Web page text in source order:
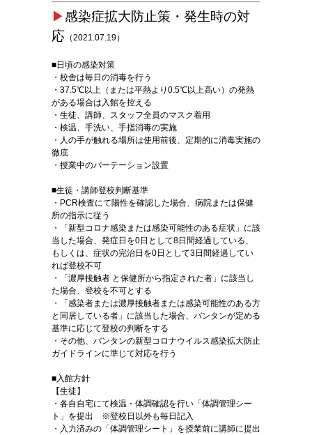
▶ 感染症拡大防止策・発生時の対
応 （2021.07.19）
■日頃の感染対策
・校舎は毎日の消毒を行う
・37.5℃以上（または平熱より0.5℃以上高い）の発熱
がある場合は入館を控える
・生徒、講師、スタッフ全員のマスク着用
・検温、手洗い、手指消毒の実施
・人の手が触れる場所は使用前後、定期的に消毒実施の
徹底
・授業中のパーテーション設置
■生徒・講師登校判断基準
・PCR検査にて陽性を確認した場合、病院または保健
所の指示に従う
・「新型コロナ感染または感染可能性のある症状」に該
当した場合、発症日を0日として8日間経過している、
もしくは、症状の完治日を0日として3日間経過してい
れば登校不可
・「濃厚接触者 と保健所から指定された者」に該当し
た場合、登校を不可とする
・「感染者または濃厚接触者または感染可能性のある方
と同居している者」に該当した場合、バンタンが定める
基準に応じて登校の判断をする
・その他、バンタンの新型コロナウイルス感染拡大防止
ガイドラインに準じて対応を行う
■入館方針
【生徒】
・各自自宅にて検温・体調確認を行い「体調管理シー
ト」を提出 ※登校日以外も毎日記入
・入力済みの「体調管理シート」を授業前に講師に提出